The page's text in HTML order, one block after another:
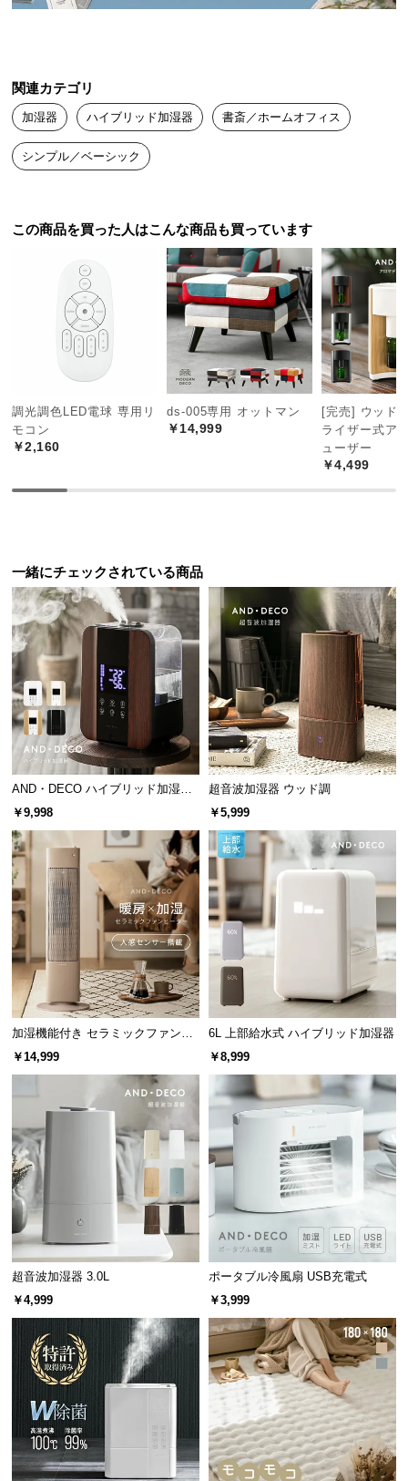
い
て
大
品
中
型
商
に
つ
い
て
小
型
商
品
の
配
送
に
設
置
サ
ー
い
て
搬
入
経
路
に
つ
い
て
返
品・
キ
ャ
ン
関連カテゴリ
加湿器 ハイブリッド加湿器 書斎／ホームオフィス
シンプル／ベーシック
この商品を買った人はこんな商品も買っています
調光調色LED電球 専用リ
モコン
￥2,160
ds-005専用 オットマン
￥14,999
[完売] ウッド
ライザー式ア
ューザー
￥4,499
一緒にチェックされている商品
AND・DECO ハイブリッド加湿器
ステンレス振動子モデル 木目調
￥9,998
超音波加湿器 ウッド調
￥5,999
加湿機能付き セラミックファンヒ
ーター
￥14,999
6L 上部給水式 ハイブリッド加湿器
￥8,999
超音波加湿器 3.0L
￥4,999
ポータブル冷風扇 USB充電式
￥3,999